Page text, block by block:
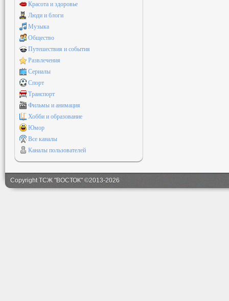
Красота и здоровье
Люди и блоги
Музыка
Общество
Путешествия и события
Развлечения
Сериалы
Спорт
Транспорт
Фильмы и анимация
Хобби и образование
Юмор
Все каналы
Каналы пользователей
Copyright ТСЖ "ВОСТОК" ©2013-2026